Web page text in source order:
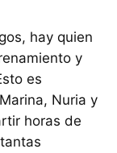
hay quien
y
es
Nuria y
horas de